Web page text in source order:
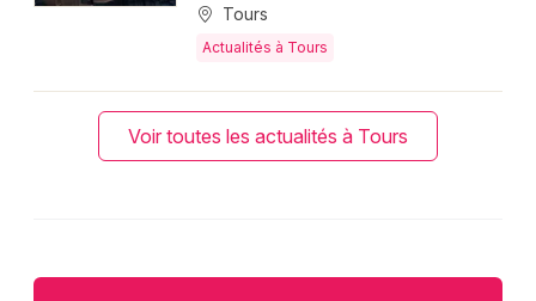
Tours
Actualités à Tours
Voir toutes les actualités à Tours